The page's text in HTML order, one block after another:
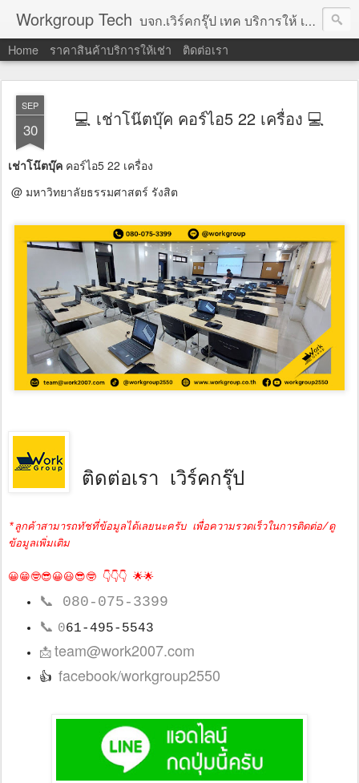
Workgroup Tech บจก.เวิร์คกรุ๊ป เทค บริการให้ เช่าคอมพิวเตอร์ โน้ตบุ๊ค โปรเจคเตอร์ ทีวีจอแบน จอทัชสกรีน ตู้คีออส วีดีโอวอล และอุปกรณ์อื่น ๆ บริการให้เช่าเป็น รายวัน
Home ราคาสินค้าบริการให้เช่า ติดต่อเรา
SEP
30 💻 เช่าโน๊ตบุ๊ค คอร์ไอ5 22 เครื่อง 💻
เช่าโน๊ตบุ๊ค คอร์ไอ5 22 เครื่อง
@ มหาวิทยาลัยธรรมศาสตร์ รังสิต
ติดต่อเรา เวิร์คกรุ๊ป
*ลูกค้าสามารถทัชที่ข้อมูลได้เลยนะครับ เพื่อความรวดเร็วในการติดต่อ/ดู
ข้อมูลเพิ่มเติม
😀😁🤓😎😀😃😎🤓 👇👇👇 🌟🌟
📞 080-075-3399
📞 061-495-5543
📩team@work2007.com
👍 facebook/workgroup2550